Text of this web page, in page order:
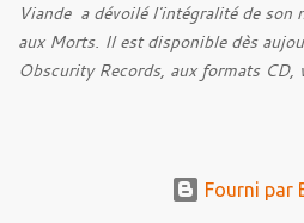
Viande a dévoilé l'intégralité de son
aux Morts. Il est disponible dès
Obscurity Records, aux formats CD,
presque tangible imprègneFourni par